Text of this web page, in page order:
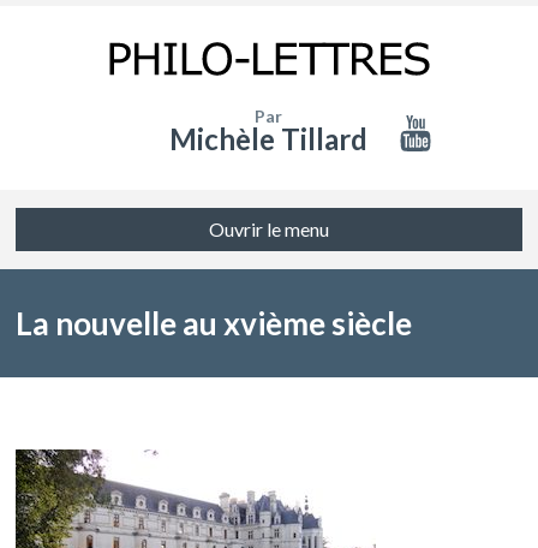
Par
Michèle Tillard
Ouvrir le menu
La nouvelle au xvième siècle